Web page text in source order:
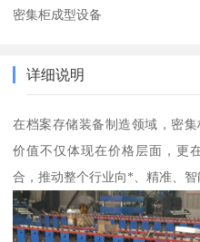
密集柜成型设备
详细说明
在档案存储装备制造领域，密
价值不仅体现在价格层面，更
合，推动整个行业向*、精准、智